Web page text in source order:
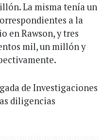
La misma tenía un
a la
en Rawson, y tres
mil, un millón y
de Investigaciones
diligencias